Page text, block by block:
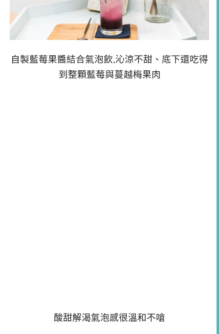
自製藍莓果醬結合氣泡飲,沁涼不甜、底下還吃得
到整顆藍莓與蔓越梅果肉
酸甜解渴氣泡感很溫和不嗆